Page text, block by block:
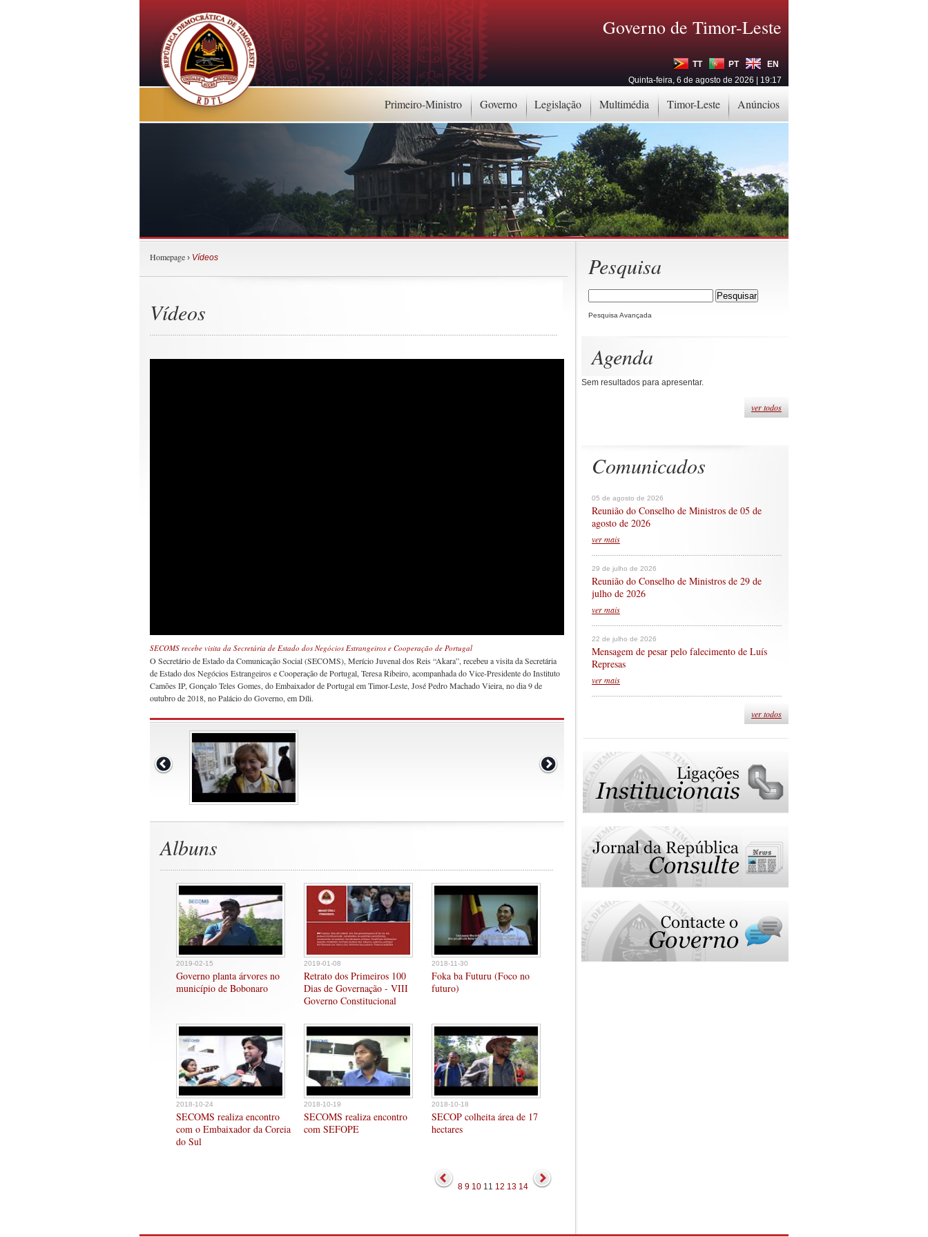
Primeiro-Ministro Governo Legislação Multimédia Timor-Leste Anúncios
Governo de Timor-Leste
TT PT
EN
Quinta-feira, 6 de agosto de 2026 | 19:17
Pesquisa
Pesquisa Avançada
Agenda
Sem resultados para apresentar.
ver todos
Comunicados
05 de agosto de 2026
Reunião do Conselho de Ministros de 05 de
agosto de 2026
ver mais
29 de julho de 2026
Reunião do Conselho de Ministros de 29 de
julho de 2026
ver mais
22 de julho de 2026
Mensagem de pesar pelo falecimento de Luís
Represas
ver mais
ver todos
Homepage › Vídeos
Vídeos
SECOMS recebe visita da Secretária de Estado dos Negócios Estrangeiros e Cooperação de Portugal
O Secretário de Estado da Comunicação Social (SECOMS), Merício Juvenal dos Reis “Akara”, recebeu a visita da Secretária
de Estado dos Negócios Estrangeiros e Cooperação de Portugal, Teresa Ribeiro, acompanhada do Vice-Presidente do Instituto
Camões IP, Gonçalo Teles Gomes, do Embaixador de Portugal em Timor-Leste, José Pedro Machado Vieira, no dia 9 de
outubro de 2018, no Palácio do Governo, em Díli.
Albuns
2019-02-15
Governo planta árvores no
município de Bobonaro
2019-01-08
Retrato dos Primeiros 100
Dias de Governação - VIII
Governo Constitucional
2018-11-30
Foka ba Futuru (Foco no
futuro)
2018-10-24
SECOMS realiza encontro
com o Embaixador da Coreia
do Sul
2018-10-19
SECOMS realiza encontro
com SEFOPE
2018-10-18
SECOP colheita área de 17
hectares
8 9 10 11 12 13 14